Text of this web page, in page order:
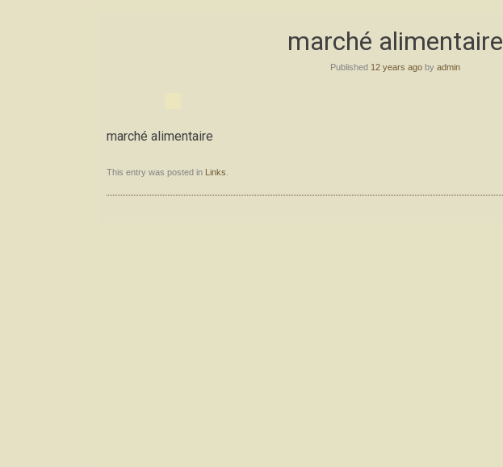
marché alimentaire
Published 12 years ago by admin
marché alimentaire
This entry was posted in Links